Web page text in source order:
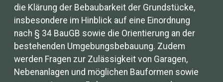
die Klärung der Bebaubarkeit der Grundstücke,
insbesondere im Hinblick auf eine Einordnung
nach § 34 BauGB sowie die Orientierung an der
bestehenden Umgebungsbebauung. Zudem
werden Fragen zur Zulässigkeit von Garagen,
Nebenanlagen und möglichen Bauformen sowie